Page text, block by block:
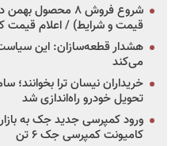
قیمت و شرایط) / اعلام قیمت کامیونت
هشدار قطعه‌سازان: این
می‌کند
خریداران نیسان ترا بخوانند؛
تحویل خودرو راه‌اندازی شد
ورود کمپرسی جدید جک به
کامیونت کمپرسی جک ۶ تن